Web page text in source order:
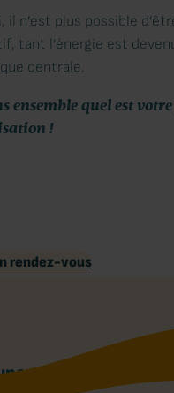
il n’est plus possible
tant l’énergie est
centrale.
ensemble quel est
!
rendez-vous
compétence qui